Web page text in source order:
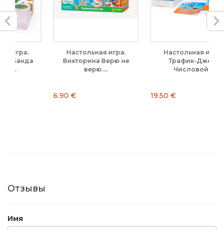
Настольная игра.
Викторина Верю не
Настольная игра.
Трафик-Джем.
Числовой...
Отзывы
Имя